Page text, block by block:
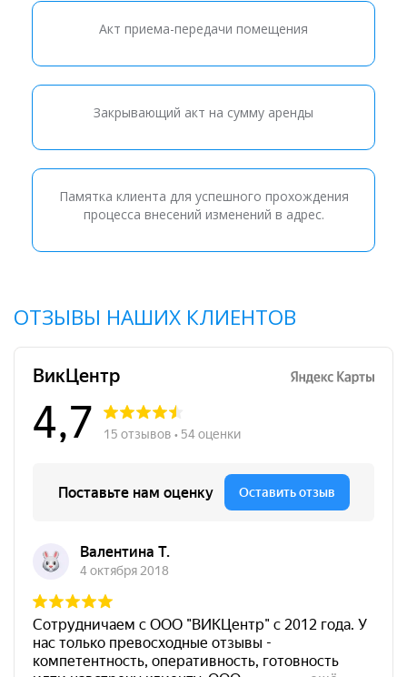
Акт приема-передачи помещения
Закрывающий акт на сумму аренды
Памятка клиента для успешного прохождения
процесса внесений изменений в адрес.
ОТЗЫВЫ НАШИХ КЛИЕНТОВ